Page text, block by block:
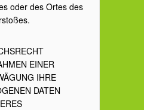
oder des Ortes des
EINER
IHRE
DATEN